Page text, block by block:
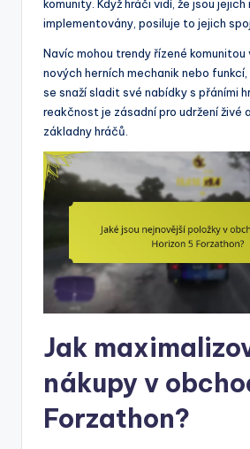
komunity. Když hráči vidí, že jsou jejich
implementovány, posiluje to jejich
Navíc mohou trendy řízené
nových herních mechanik nebo
se snaží sladit své nabídky s přáními
reakčnost je zásadní pro udržení živé
základny hráčů.
Jak
nákupy v
Forzathon?